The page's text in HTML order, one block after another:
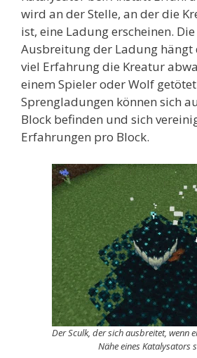
wird an der Stelle, an der die
ist, eine Ladung erscheinen.
Ausbreitung der Ladung hängt
viel Erfahrung die Kreatur
einem Spieler oder Wolf
Sprengladungen können sich
Block befinden und sich
Erfahrungen pro Block.
Der Sculk, der sich ausbreitet, wenn
Nähe eines Katalysators